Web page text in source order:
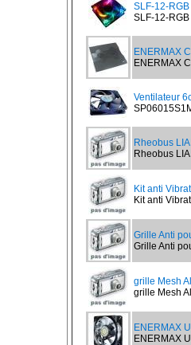
SLF-12-
SLF-12-
ENERMAX
ENERMAX
Ventilateur
Rheobus
Rheobus
Kit anti
Kit anti
Grille Anti
Grille Anti
grille Mesh
grille Mesh
ENERMAX
ENERMAX